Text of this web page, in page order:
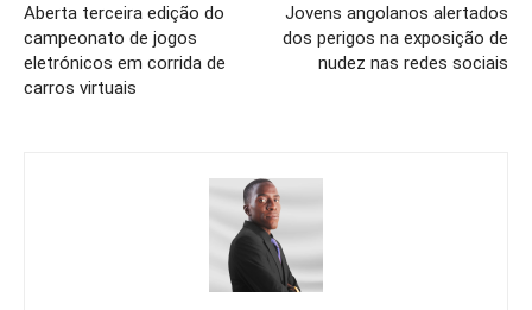
Aberta terceira edição do
campeonato de jogos
eletrónicos em corrida de
carros virtuais
Jovens angolanos alertados
dos perigos na exposição de
nudez nas redes sociais